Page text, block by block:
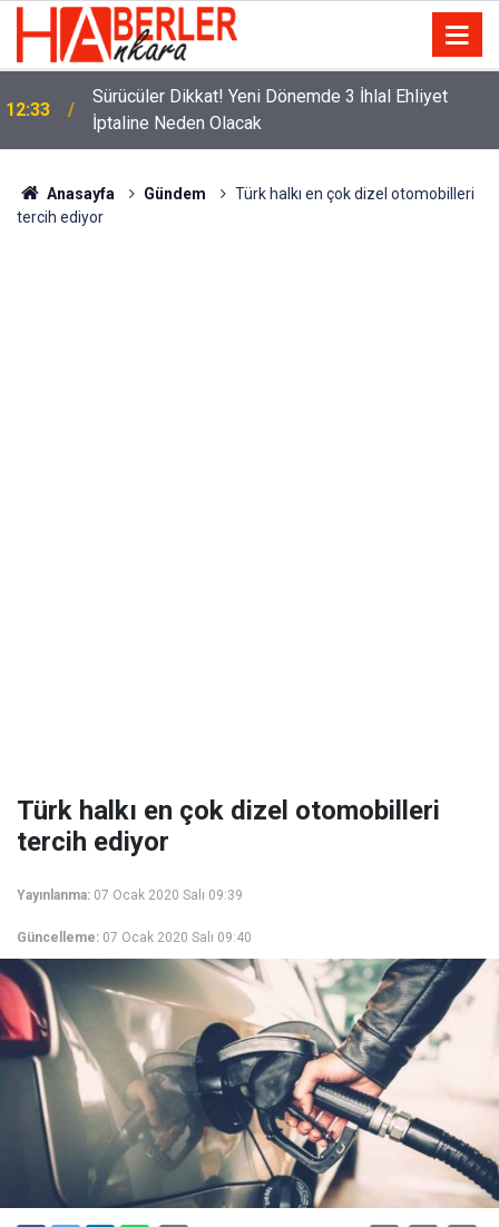
12:33
Sürücüler Dikkat! Yeni Dönemde 3 İhlal Ehliyet
İptaline Neden Olacak
Anasayfa Gündem
Türk halkı en çok dizel otomobilleri
tercih ediyor
Türk halkı en çok dizel otomobilleri
tercih ediyor
Yayınlanma: 07 Ocak 2020 Salı 09:39
Güncelleme: 07 Ocak 2020 Salı 09:40